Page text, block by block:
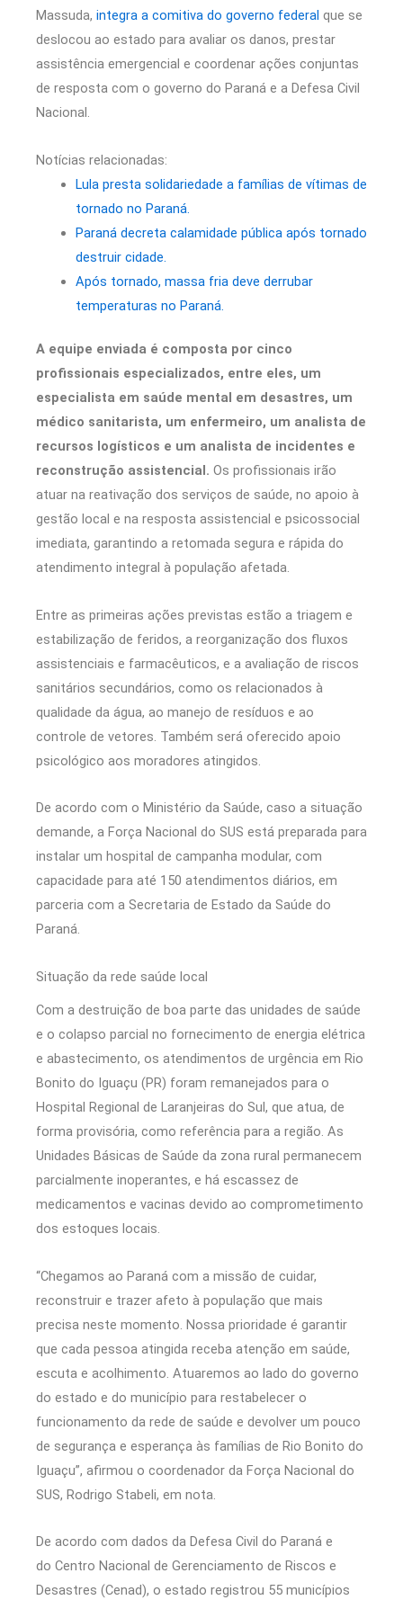
Massuda, integra a comitiva do governo federal que se
deslocou ao estado para avaliar os danos, prestar
assistência emergencial e coordenar ações conjuntas
de resposta com o governo do Paraná e a Defesa Civil
Nacional.
Notícias relacionadas:
Lula presta solidariedade a famílias de vítimas de
tornado no Paraná.
Paraná decreta calamidade pública após tornado
destruir cidade.
Após tornado, massa fria deve derrubar
temperaturas no Paraná.
A equipe enviada é composta por cinco
profissionais especializados, entre eles, um
especialista em saúde mental em desastres, um
médico sanitarista, um enfermeiro, um analista de
recursos logísticos e um analista de incidentes e
reconstrução assistencial. Os profissionais irão
atuar na reativação dos serviços de saúde, no apoio à
gestão local e na resposta assistencial e psicossocial
imediata, garantindo a retomada segura e rápida do
atendimento integral à população afetada.
Entre as primeiras ações previstas estão a triagem e
estabilização de feridos, a reorganização dos fluxos
assistenciais e farmacêuticos, e a avaliação de riscos
sanitários secundários, como os relacionados à
qualidade da água, ao manejo de resíduos e ao
controle de vetores. Também será oferecido apoio
psicológico aos moradores atingidos.
De acordo com o Ministério da Saúde, caso a situação
demande, a Força Nacional do SUS está preparada para
instalar um hospital de campanha modular, com
capacidade para até 150 atendimentos diários, em
parceria com a Secretaria de Estado da Saúde do
Paraná.
Situação da rede saúde local
Com a destruição de boa parte das unidades de saúde
e o colapso parcial no fornecimento de energia elétrica
e abastecimento, os atendimentos de urgência em Rio
Bonito do Iguaçu (PR) foram remanejados para o
Hospital Regional de Laranjeiras do Sul, que atua, de
forma provisória, como referência para a região. As
Unidades Básicas de Saúde da zona rural permanecem
parcialmente inoperantes, e há escassez de
medicamentos e vacinas devido ao comprometimento
dos estoques locais.
“Chegamos ao Paraná com a missão de cuidar,
reconstruir e trazer afeto à população que mais
precisa neste momento. Nossa prioridade é garantir
que cada pessoa atingida receba atenção em saúde,
escuta e acolhimento. Atuaremos ao lado do governo
do estado e do município para restabelecer o
funcionamento da rede de saúde e devolver um pouco
de segurança e esperança às famílias de Rio Bonito do
Iguaçu”, afirmou o coordenador da Força Nacional do
SUS, Rodrigo Stabeli, em nota.
De acordo com dados da Defesa Civil do Paraná e
do Centro Nacional de Gerenciamento de Riscos e
Desastres (Cenad), o estado registrou 55 municípios